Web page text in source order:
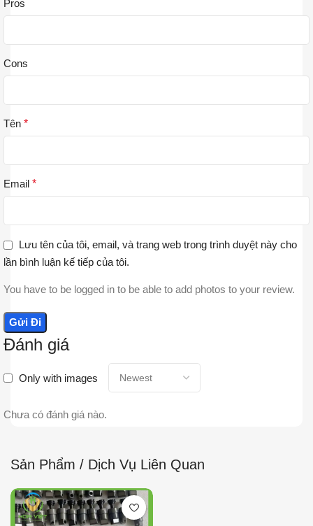
Đánh giá
Only with images
Chưa có đánh giá nào.
Pros
Cons
Tên *
Email *
Lưu tên của tôi, email, và trang web trong trình duyệt này cho
lần bình luận kế tiếp của tôi.
You have to be logged in to be able to add photos to your review.
Sản Phẩm / Dịch Vụ Liên Quan